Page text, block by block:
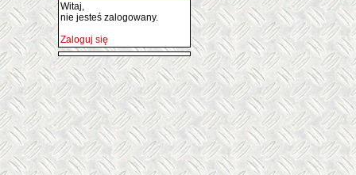
Witaj,
nie jesteś zalogowany.
Zaloguj się